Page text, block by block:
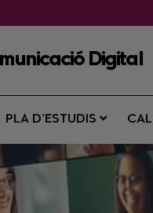
Digital
PLA D’ESTUDIS